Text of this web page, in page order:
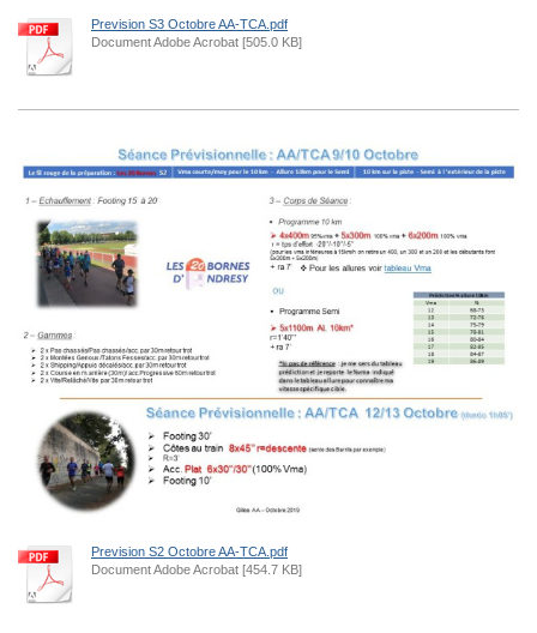
Prevision S3 Octobre AA-TCA.pdf
Document Adobe Acrobat [505.0 KB]
Prevision S2 Octobre AA-TCA.pdf
Document Adobe Acrobat [454.7 KB]